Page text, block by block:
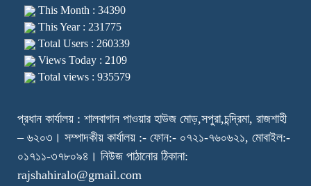
This Month : 34390
This Year : 231775
Total Users : 260339
Views Today : 2109
Total views : 935579
প্রধান কার্যালয় : শালবাগান পাওয়ার হাউজ মোড়,সপুরা,চন্দ্রিমা, রাজশাহী
– ৬২০৩। সম্পাদকীয় কার্যালয় :- ফোন:- ০৭২১-৭৬০৬২১, মোবাইল:-
০১৭১১-৩৭৮০৯৪। নিউজ পাঠানোর ঠিকানা:
rajshahiralo@gmail.com